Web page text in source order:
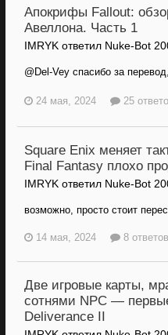
Апокрифы Fallout:
Авеллона. Часть 1
IMRYK ответил Nuke-Bot
@Del-Vey спасибо за
24 мая, 2024 25
Square Enix меняет
Final Fantasy плохо
IMRYK ответил Nuke-Bot
возможно, просто стоит
14 мая, 2024 8 ответов
Две игровые карты,
сотнями NPC —
Deliverance II